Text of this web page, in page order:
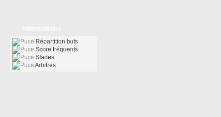
Répartition buts
Score fréquents
Stades
Arbitres